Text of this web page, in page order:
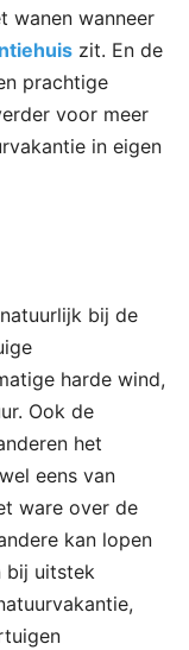
wanen wanneer
zit. En de
prachtige
voor meer
in eigen
bij de
harde wind,
Ook de
het
eens van
ware over de
kan lopen
bij uitstek